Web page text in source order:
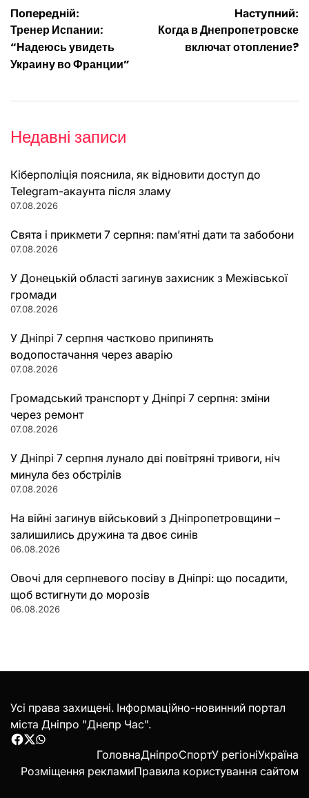
Навігація
записів
Попередній:
Тренер Испании:
“Надеюсь увидеть
Украину во Франции”
Наступний:
Когда в Днепропетровске
включат отопление?
Недавні записи
Кіберполіція пояснила, як відновити доступ до
Telegram-акаунта після зламу
07.08.2026
Свята і прикмети 7 серпня: пам’ятні дати та забобони
07.08.2026
У Донецькій області загинув захисник з Межівської
громади
07.08.2026
У Дніпрі 7 серпня частково припинять
водопостачання через аварію
07.08.2026
Громадський транспорт у Дніпрі 7 серпня: зміни
через ремонт
07.08.2026
У Дніпрі 7 серпня лунало дві повітряні тривоги, ніч
минула без обстрілів
07.08.2026
На війні загинув військовий з Дніпропетровщини –
залишились дружина та двоє синів
06.08.2026
Овочі для серпневого посіву в Дніпрі: що посадити,
щоб встигнути до морозів
06.08.2026
Усі права захищені. Інформаційно-новинний портал
міста Дніпро "Днепр Час".
Facebook
Twitter
WhatsApp
ГоловнаДніпроСпортУ регіоніУкраїна
Розміщення рекламиПравила користування сайтом